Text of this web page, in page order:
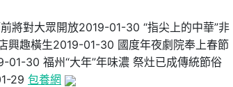
將對大眾開放2019-01-30 “指尖上的中華”非
興趣橫生2019-01-30 國度年夜劇院奉上春節
30 福州“大年”年味濃 祭灶已成傳統節俗
29 包養網